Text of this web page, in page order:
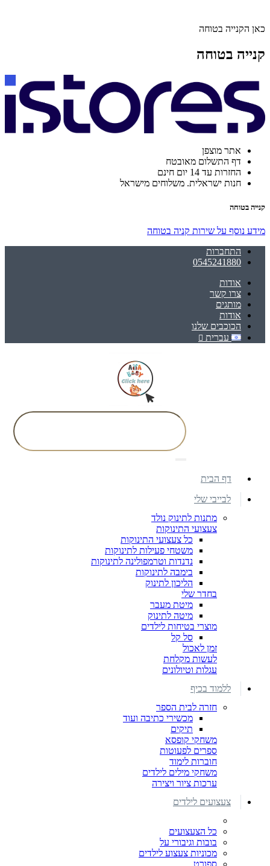
כאן הקנייה בטוחה
קנייה בטוחה
אתר מוצפן
דף התשלום מאובטח
החזרות עד 14 יום חינם
חנות ישראלית. משלוחים מישראל
קנייה בטוחה
מידע נוסף על שירות קניה בטוחה
התחברות
0545241880
אודות
צרו קשר
מותגים
אודות
הכוכבים שלנו
עברית
דף הבית
לבייבי שלי
מתנות לתינוק נולד
צעצועי התינוקות
כל צעצועי התינוקות
משטחי פעילות לתינוקות
נדנדות וטרמפולינה לתינוקות
בימבה לתינוקות
הליכון לתינוק
בחדר שלי
מיטת מעבר
מיטה לתינוק
מוצרי בטיחות לילדים
סל קל
זמן לאכול
לעשות מקלחת
עגלות וטיולונים
ללמוד בכיף
חזרה לבית הספר
מכשירי כתיבה ועוד
תיקים
משחקי קופסא
ספרים לפעוטות
חוברות לימוד
משחקי מילים לילדים
ערכות ציור ויצירה
צעצועים לילדים
כל הצעצועים
בובות וגיבורי על
מכוניות צעצוע לילדים
ספורט